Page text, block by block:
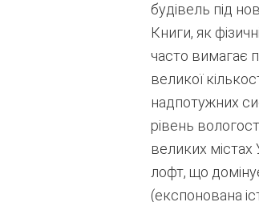
будівель під
Книги, як
часто вимагає
великої
надпотужних
рівень
великих
лофт, що
(експонована